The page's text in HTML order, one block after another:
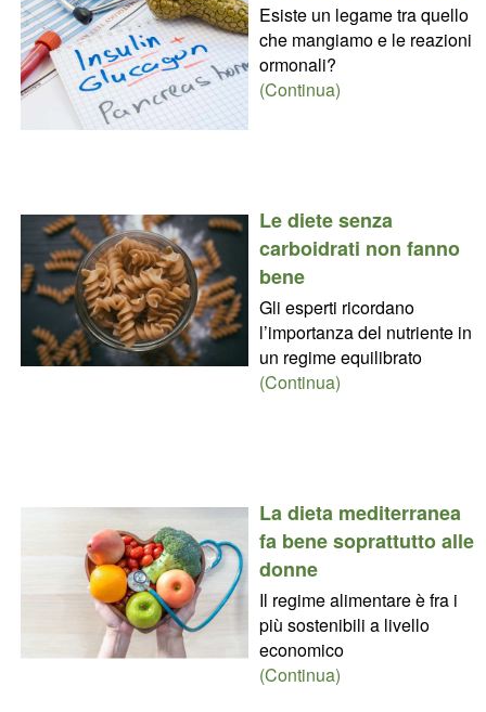
Esiste un legame tra quello
che mangiamo e le reazioni
ormonali?
(Continua)
Le diete senza
carboidrati non fanno
bene
Gli esperti ricordano
l’importanza del nutriente in
un regime equilibrato
(Continua)
La dieta mediterranea
fa bene soprattutto alle
donne
Il regime alimentare è fra i
più sostenibili a livello
economico
(Continua)